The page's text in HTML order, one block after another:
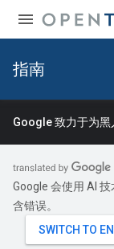
指南
Google 致力于为黑
Google 会使用 AI
含错误。